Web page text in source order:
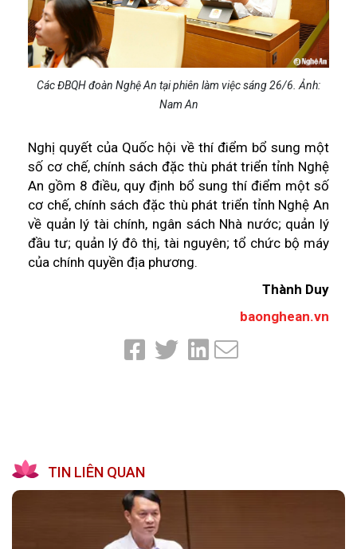
Các ĐBQH đoàn Nghệ An tại phiên làm việc sáng 26/6. Ảnh:
Nam An
Nghị quyết của Quốc hội về thí điểm bổ sung một
số cơ chế, chính sách đặc thù phát triển tỉnh Nghệ
An gồm 8 điều, quy định bổ sung thí điểm một số
cơ chế, chính sách đặc thù phát triển tỉnh Nghệ An
về quản lý tài chính, ngân sách Nhà nước; quản lý
đầu tư; quản lý đô thị, tài nguyên; tổ chức bộ máy
của chính quyền địa phương.
Thành Duy
baonghean.vn
TIN LIÊN QUAN